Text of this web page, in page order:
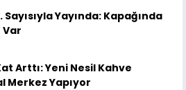
Sayısıyla Yayında: Kapağında
Var
Arttı: Yeni Nesil Kahve
Merkez Yapıyor